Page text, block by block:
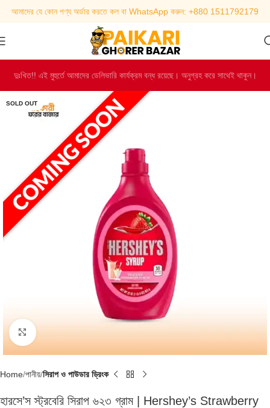
আমাদের যে কোন পণ্য অর্ডার করতে কল বা WhatsApp করুন: +880 1511792179
দুঃখিত!! এই মুহুর্তে আমাদের ডেলিভারি কার্যক্রম বন্ধ রয়েছে। অনুগ্রহ করে সাথেই থাকুন।
SOLD OUT
Click to enlarge
Home পানীয় সিরাপ ও পাউডার ড্রিংক
হারসে’স স্ট্রবেরি সিরাপ ৬২৩ গ্রাম | Hershey’s Strawberry